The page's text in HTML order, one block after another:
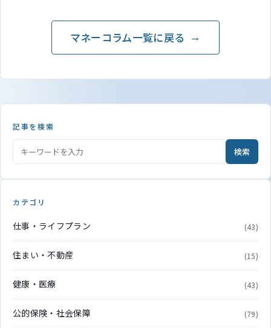
基礎調査
マネーコラム一覧に戻る
記事を検索
検索
カテゴリ
仕事・ライフプラン (43)
住まい・不動産 (15)
健康・医療 (43)
公的保険・社会保障 (79)